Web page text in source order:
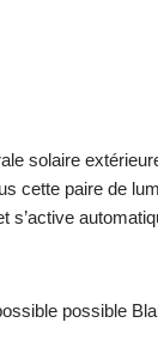
solaire
cette paire de
s’active
possible